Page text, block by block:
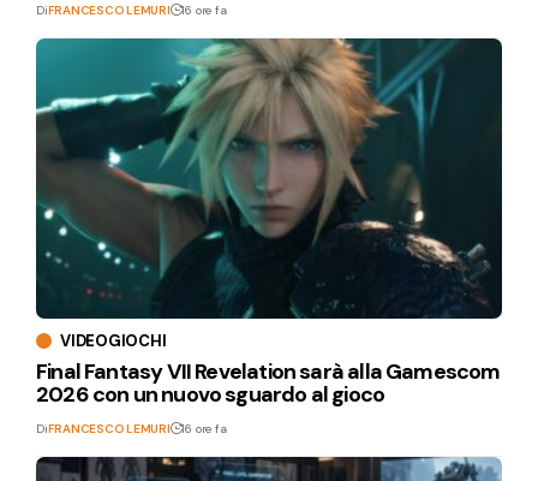
DiFRANCESCO LEMURI 16 ore fa
VIDEOGIOCHI
Final Fantasy VII Revelation sarà alla Gamescom
2026 con un nuovo sguardo al gioco
DiFRANCESCO LEMURI 16 ore fa